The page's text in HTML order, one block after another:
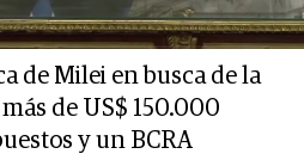
de Milei en busca de la
de US$ 150.000
y un BCRA